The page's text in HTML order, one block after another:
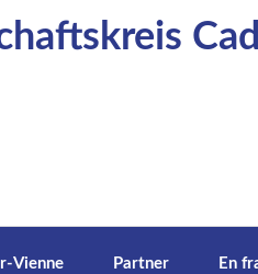
Vienne Partner En